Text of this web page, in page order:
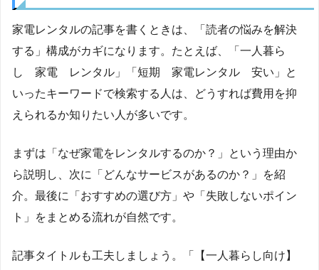
家電レンタルの記事を書くときは、「読者の悩みを解決
する」構成がカギになります。たとえば、「一人暮ら
し 家電 レンタル」「短期 家電レンタル 安い」と
いったキーワードで検索する人は、どうすれば費用を抑
えられるか知りたい人が多いです。
まずは「なぜ家電をレンタルするのか？」という理由か
ら説明し、次に「どんなサービスがあるのか？」を紹
介。最後に「おすすめの選び方」や「失敗しないポイン
ト」をまとめる流れが自然です。
記事タイトルも工夫しましょう。「【一人暮らし向け】